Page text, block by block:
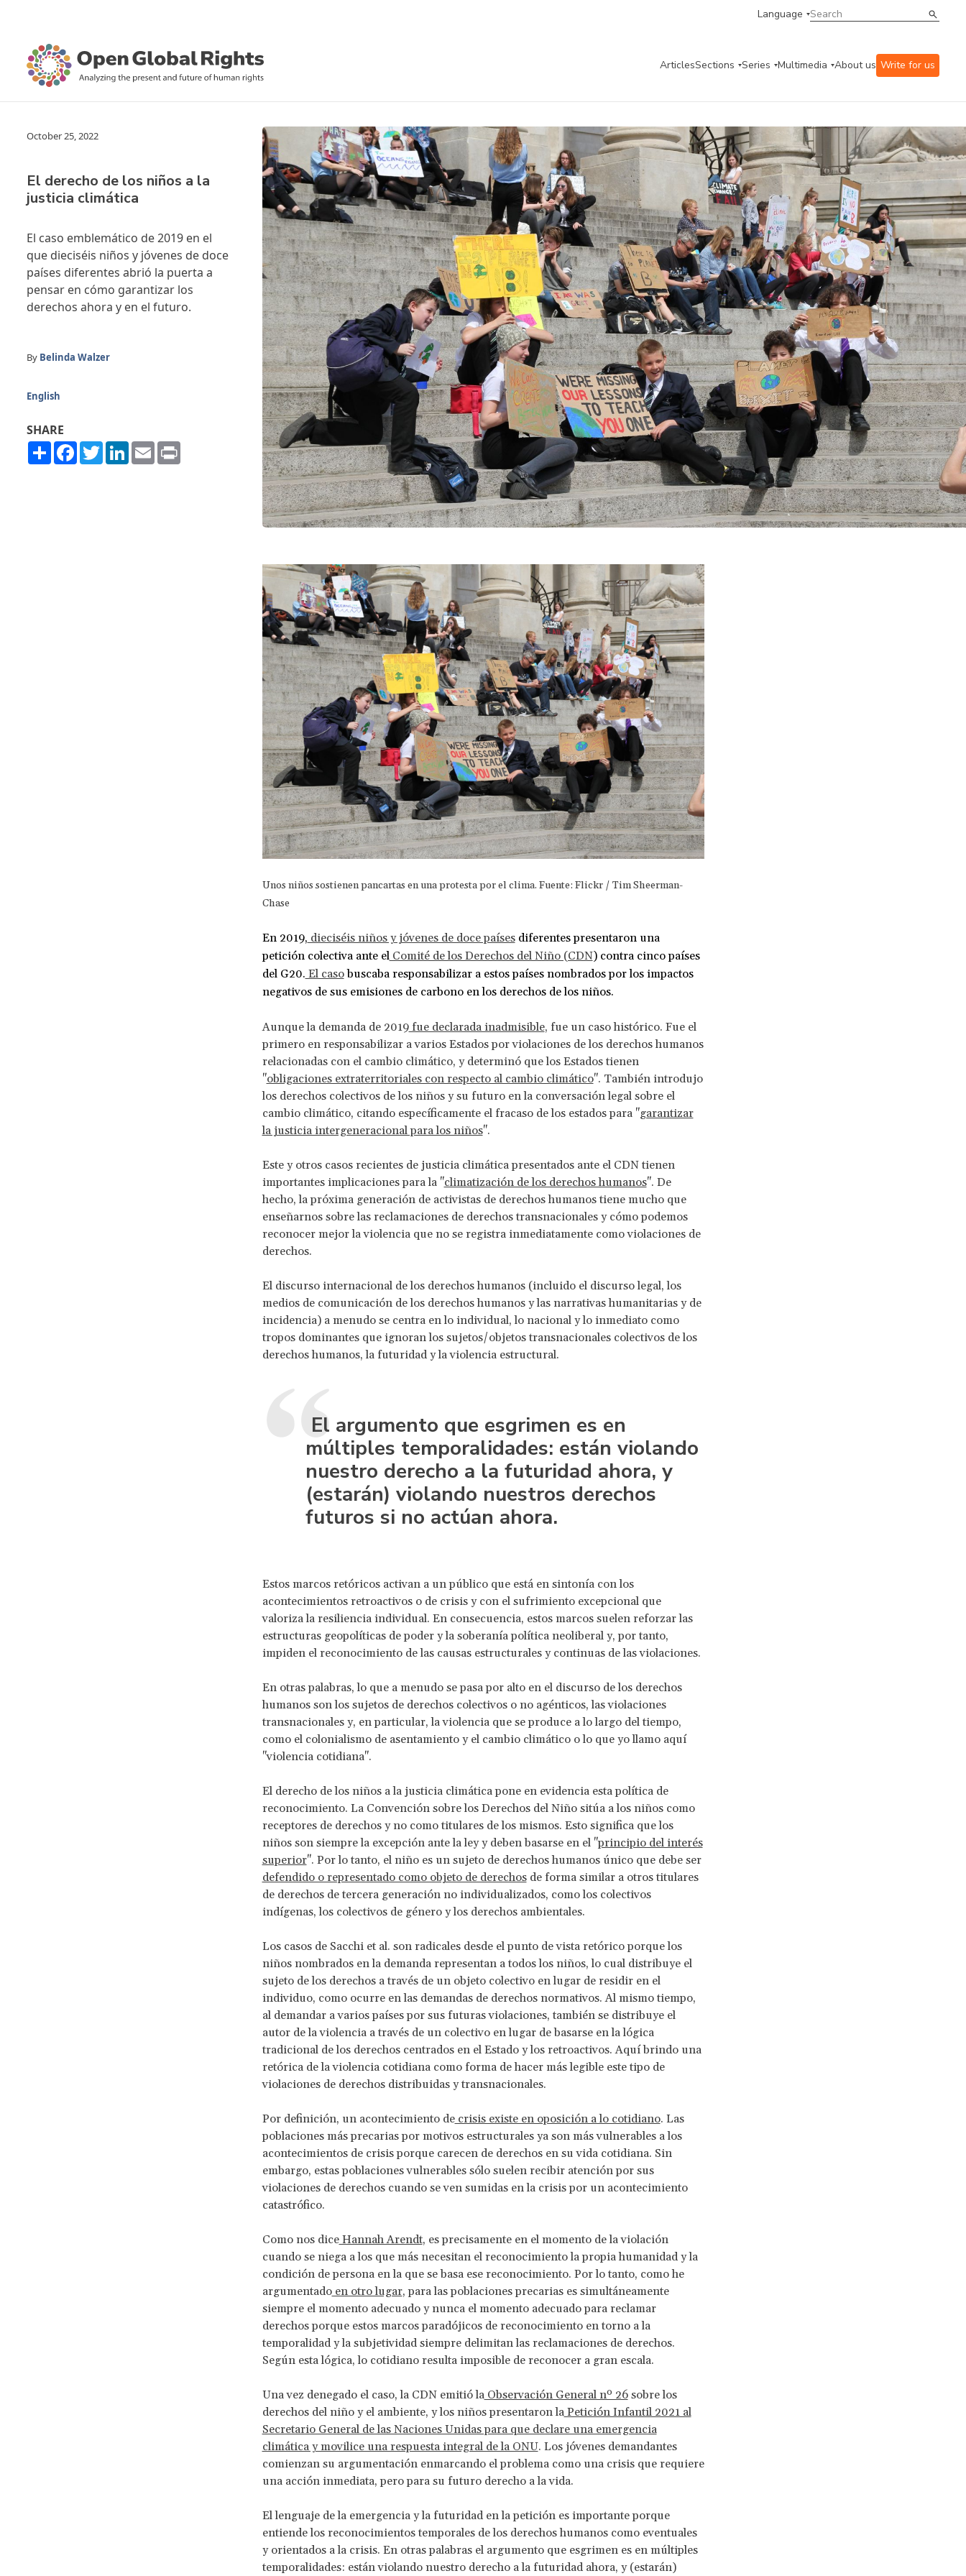
Language
ArticlesSections Series Multimedia About us Write for us
October 25, 2022
El derecho de los niños a la
justicia climática
El caso emblemático de 2019 en el
que dieciséis niños y jóvenes de doce
países diferentes abrió la puerta a
pensar en cómo garantizar los
derechos ahora y en el futuro.
By Belinda Walzer
English
SHARE
ShareFacebook
TwitterLinkedIn
Email
Unos niños sostienen pancartas en una protesta por el clima. Fuente: Flickr / Tim Sheerman-
Chase
En 2019, dieciséis niños y jóvenes de doce paísesdiferentes presentaron una
petición colectiva ante elComité de los Derechos del Niño (CDN) contra cinco países
del G20. El casobuscaba responsabilizar a estos países nombrados por los impactos
negativos de sus emisiones de carbono en los derechos de los niños.
Aunque la demanda de 2019fue declarada inadmisible, fue un caso histórico. Fue el
primero en responsabilizar a varios Estados por violaciones de los derechos humanos
relacionadas con el cambio climático, y determinó que los Estados tienen
"obligaciones extraterritoriales con respecto al cambio climático". También introdujo
los derechos colectivos de los niños y su futuro en la conversación legal sobre el
cambio climático, citando específicamente el fracaso de los estados para "garantizar
la justicia intergeneracional para los niños".
Este y otros casos recientes de justicia climática presentados ante el CDN tienen
importantes implicaciones para la "climatización de los derechos humanos". De
hecho, la próxima generación de activistas de derechos humanos tiene mucho que
enseñarnos sobre las reclamaciones de derechos transnacionales y cómo podemos
reconocer mejor la violencia que no se registra inmediatamente como violaciones de
derechos.
El discurso internacional de los derechos humanos (incluido el discurso legal, los
medios de comunicación de los derechos humanos y las narrativas humanitarias y de
incidencia) a menudo se centra en lo individual, lo nacional y lo inmediato como
tropos dominantes que ignoran los sujetos/objetos transnacionales colectivos de los
derechos humanos, la futuridad y la violencia estructural.
El argumento que esgrimen es en
múltiples temporalidades: están violando
nuestro derecho a la futuridad ahora, y
(estarán) violando nuestros derechos
futuros si no actúan ahora.
Estos marcos retóricos activan a un público que está en sintonía con los
acontecimientos retroactivos o de crisis y con el sufrimiento excepcional que
valoriza la resiliencia individual. En consecuencia, estos marcos suelen reforzar las
estructuras geopolíticas de poder y la soberanía política neoliberal y, por tanto,
impiden el reconocimiento de las causas estructurales y continuas de las violaciones.
En otras palabras, lo que a menudo se pasa por alto en el discurso de los derechos
humanos son los sujetos de derechos colectivos o no agénticos, las violaciones
transnacionales y, en particular, la violencia que se produce a lo largo del tiempo,
como el colonialismo de asentamiento y el cambio climático o lo que yo llamo aquí
"violencia cotidiana".
El derecho de los niños a la justicia climática pone en evidencia esta política de
reconocimiento. La Convención sobre los Derechos del Niño sitúa a los niños como
receptores de derechos y no como titulares de los mismos. Esto significa que los
niños son siempre la excepción ante la ley y deben basarse en el "principio del interés
superior". Por lo tanto, el niño es un sujeto de derechos humanos único que debe ser
defendido o representado como objeto de derechosde forma similar a otros titulares
de derechos de tercera generación no individualizados, como los colectivos
indígenas, los colectivos de género y los derechos ambientales.
Los casos de Sacchi et al. son radicales desde el punto de vista retórico porque los
niños nombrados en la demanda representan a todos los niños, lo cual distribuye el
sujeto de los derechos a través de un objeto colectivo en lugar de residir en el
individuo, como ocurre en las demandas de derechos normativos. Al mismo tiempo,
al demandar a varios países por sus futuras violaciones, también se distribuye el
autor de la violencia a través de un colectivo en lugar de basarse en la lógica
tradicional de los derechos centrados en el Estado y los retroactivos. Aquí brindo una
retórica de la violencia cotidiana como forma de hacer más legible este tipo de
violaciones de derechos distribuidas y transnacionales.
Por definición, un acontecimiento decrisis existe en oposición a lo cotidiano. Las
poblaciones más precarias por motivos estructurales ya son más vulnerables a los
acontecimientos de crisis porque carecen de derechos en su vida cotidiana. Sin
embargo, estas poblaciones vulnerables sólo suelen recibir atención por sus
violaciones de derechos cuando se ven sumidas en la crisis por un acontecimiento
catastrófico.
Como nos diceHannah Arendt, es precisamente en el momento de la violación
cuando se niega a los que más necesitan el reconocimiento la propia humanidad y la
condición de persona en la que se basa ese reconocimiento. Por lo tanto, como he
argumentadoen otro lugar, para las poblaciones precarias es simultáneamente
siempre el momento adecuado y nunca el momento adecuado para reclamar
derechos porque estos marcos paradójicos de reconocimiento en torno a la
temporalidad y la subjetividad siempre delimitan las reclamaciones de derechos.
Según esta lógica, lo cotidiano resulta imposible de reconocer a gran escala.
Una vez denegado el caso, la CDN emitió laObservación General nº 26sobre los
derechos del niño y el ambiente, y los niños presentaron laPetición Infantil 2021 al
Secretario General de las Naciones Unidas para que declare una emergencia
climática y movilice una respuesta integral de la ONU. Los jóvenes demandantes
comienzan su argumentación enmarcando el problema como una crisis que requiere
una acción inmediata, pero para su futuro derecho a la vida.
El lenguaje de la emergencia y la futuridad en la petición es importante porque
entiende los reconocimientos temporales de los derechos humanos como eventuales
y orientados a la crisis. En otras palabras el argumento que esgrimen es en múltiples
temporalidades: están violando nuestro derecho a la futuridad ahora, y (estarán)